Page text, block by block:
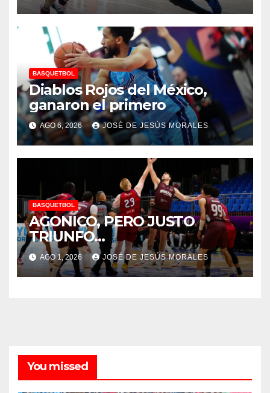
BASQUETBOL
Diablos Rojos del México,
ganaron el primero
AGO 6, 2026 JOSÉ DE JESÚS MORALES
BASQUETBOL
AGONICO, PERO JUSTO
TRIUNFO…
AGO 1, 2026 JOSÉ DE JESÚS MORALES
You missed